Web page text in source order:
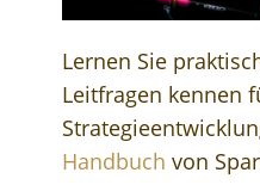
Lernen Sie
Leitfragen kennen
Handbuch von